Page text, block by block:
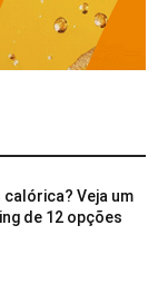
calórica? Veja um
de 12 opções